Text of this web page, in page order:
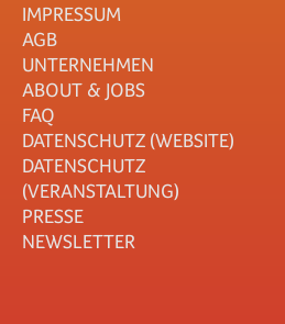
IMPRESSUM
AGB
UNTERNEHMEN
ABOUT & JOBS
FAQ
DATENSCHUTZ (WEBSITE)
DATENSCHUTZ
(VERANSTALTUNG)
PRESSE
NEWSLETTER